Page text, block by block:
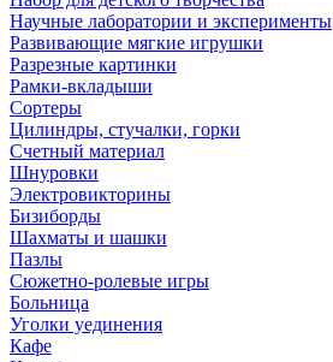
Научные лаборатории и эксперименты
Развивающие мягкие игрушки
Разрезные картинки
Рамки-вкладыши
Сортеры
Цилиндры, стучалки, горки
Счетный материал
Шнуровки
Электровикторины
Бизиборды
Шахматы и шашки
Пазлы
Сюжетно-ролевые игры
Больница
Уголки уединения
Кафе